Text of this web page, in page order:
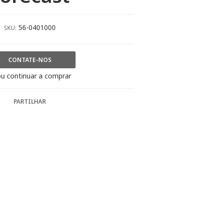
SKU: 56-0401000
CONTATE-NOS
continuar a comprar
PARTILHAR